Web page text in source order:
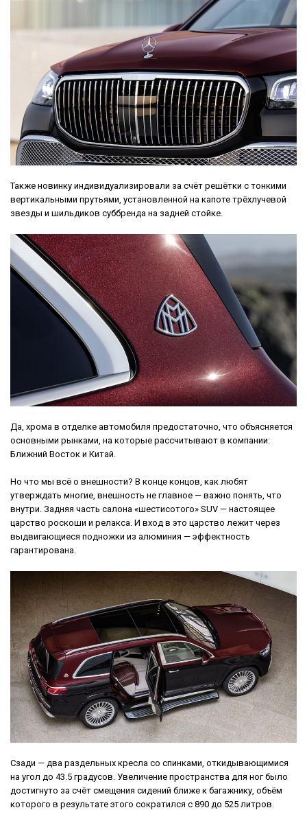
Также новинку индивидуализировали за счёт решётки с тонкими
вертикальными прутьями, установленной на капоте трёхлучевой
звезды и шильдиков суббренда на задней стойке.
Да, хрома в отделке автомобиля предостаточно, что объясняется
основными рынками, на которые рассчитывают в компании:
Ближний Восток и Китай.
Но что мы всё о внешности? В конце концов, как любят
утверждать многие, внешность не главное — важно понять, что
внутри. Задняя часть салона «шестисотого» SUV — настоящее
царство роскоши и релакса. И вход в это царство лежит через
выдвигающиеся подножки из алюминия — эффектность
гарантирована.
Сзади — два раздельных кресла со спинками, откидывающимися
на угол до 43.5 градусов. Увеличение пространства для ног было
достигнуто за счёт смещения сидений ближе к багажнику, объём
которого в результате этого сократился с 890 до 525 литров.